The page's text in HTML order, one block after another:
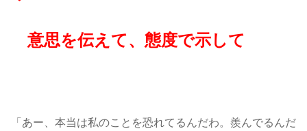
意思を伝えて、態度で示して
「あー、本当は私のことを恐れてるんだわ。羨んでるんだ